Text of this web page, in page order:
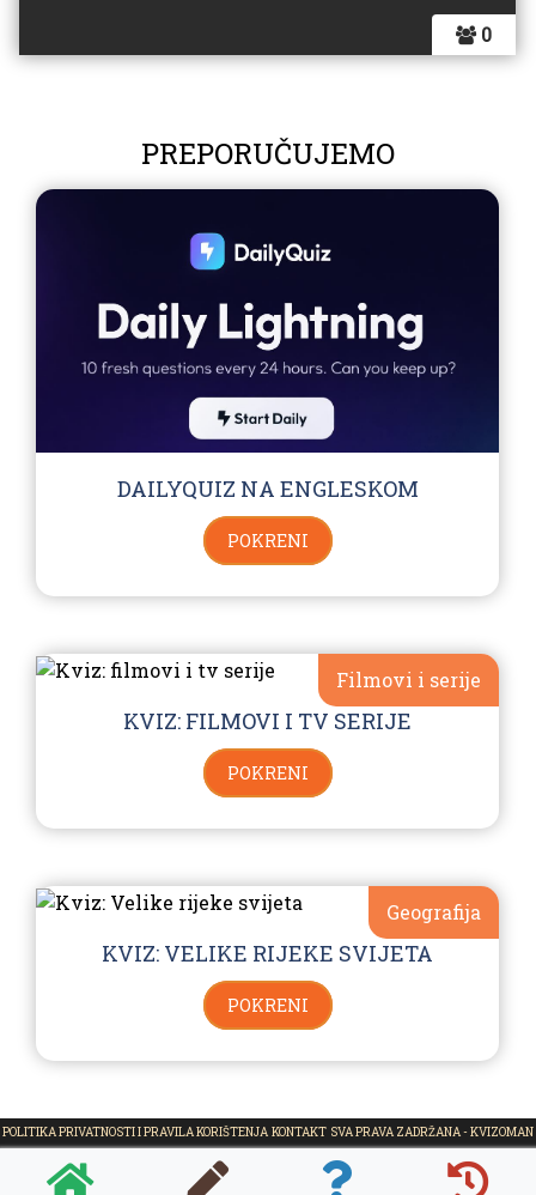
0
PREPORUČUJEMO
DAILYQUIZ NA ENGLESKOM
POKRENI
Filmovi i serije
KVIZ: FILMOVI I TV SERIJE
POKRENI
Geografija
KVIZ: VELIKE RIJEKE SVIJETA
POKRENI
POLITIKA PRIVATNOSTI I PRAVILA KORIŠTENJA KONTAKT SVA PRAVA ZADRŽANA - KVIZOMAN